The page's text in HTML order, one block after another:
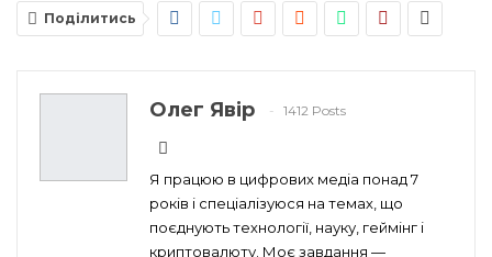
Поділитись
Олег Явір 1412 Posts
Я працюю в цифрових медіа понад 7
років і спеціалізуюся на темах, що
поєднують технології, науку, геймінг і
криптовалюту. Моє завдання —